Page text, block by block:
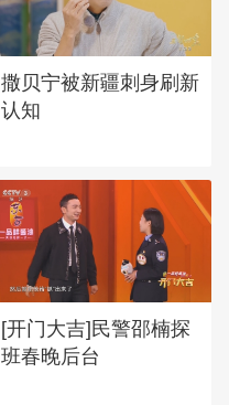
撒贝宁被新疆刺身刷新
认知
[开门大吉]民警邵楠探
班春晚后台